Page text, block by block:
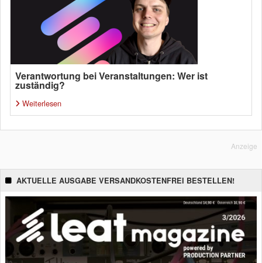
Verantwortung bei Veranstaltungen: Wer ist
zuständig?
Weiterlesen
Anzeige
AKTUELLE AUSGABE VERSANDKOSTENFREI BESTELLEN!